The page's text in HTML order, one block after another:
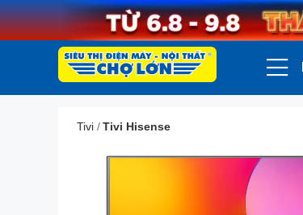
Tivi /Tivi Hisense